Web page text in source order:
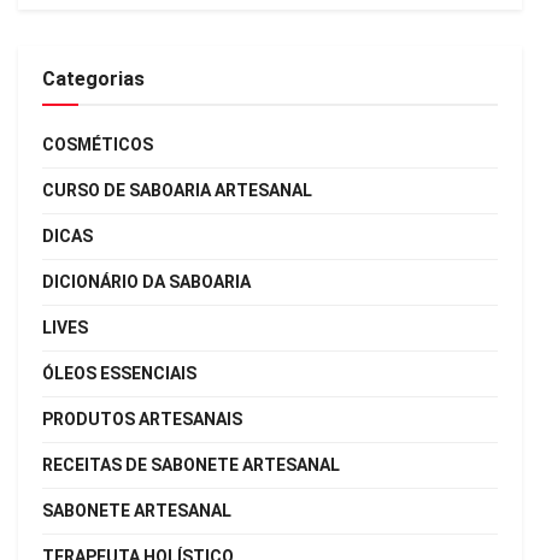
Categorias
COSMÉTICOS
CURSO DE SABOARIA ARTESANAL
DICAS
DICIONÁRIO DA SABOARIA
LIVES
ÓLEOS ESSENCIAIS
PRODUTOS ARTESANAIS
RECEITAS DE SABONETE ARTESANAL
SABONETE ARTESANAL